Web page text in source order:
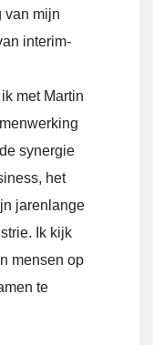
van mijn
interim-
met Martin
synergie
het
jarenlange
Ik kijk
mensen op
te